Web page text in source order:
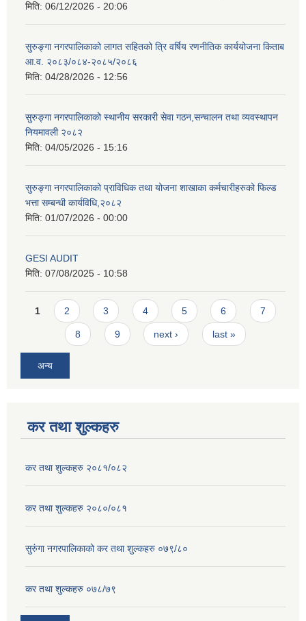
मिति: 06/12/2026 - 20:06
सुरुङ्गा नगरपालिकाको लागत सहितको त्रि वर्षिय रणनीतिक कार्ययोजना किताब
आ.व. २०८३/०८४-२०८५/२०८६
मिति: 04/28/2026 - 12:56
सुरुङ्गा नगरपालिकाको स्थानीय सरकारी सेवा गठन,सन्चालन तथा व्यवस्थापन
नियमावली २०८२
मिति: 04/05/2026 - 15:16
सुरुङ्गा नगरपालिकाको प्राविधिक तथा योजना शाखाका कर्मचारीहरुको फिल्ड
भत्ता सम्बन्धी कार्यविधि,२०८२
मिति: 01/07/2026 - 00:00
GESI AUDIT
मिति: 07/08/2025 - 10:58
Pages
1 2 3 4 5 6 7
8 9 next › last »
अन्य
कर तथा शुल्कहरु
कर तथा शुल्कहरु २०८१/०८२
कर तथा शुल्कहरु २०८०/०८१
सुरुंगा नगरपालिकाको कर तथा शुल्कहरु ०७९/८०
कर तथा शुल्कहरु ०७८/७९